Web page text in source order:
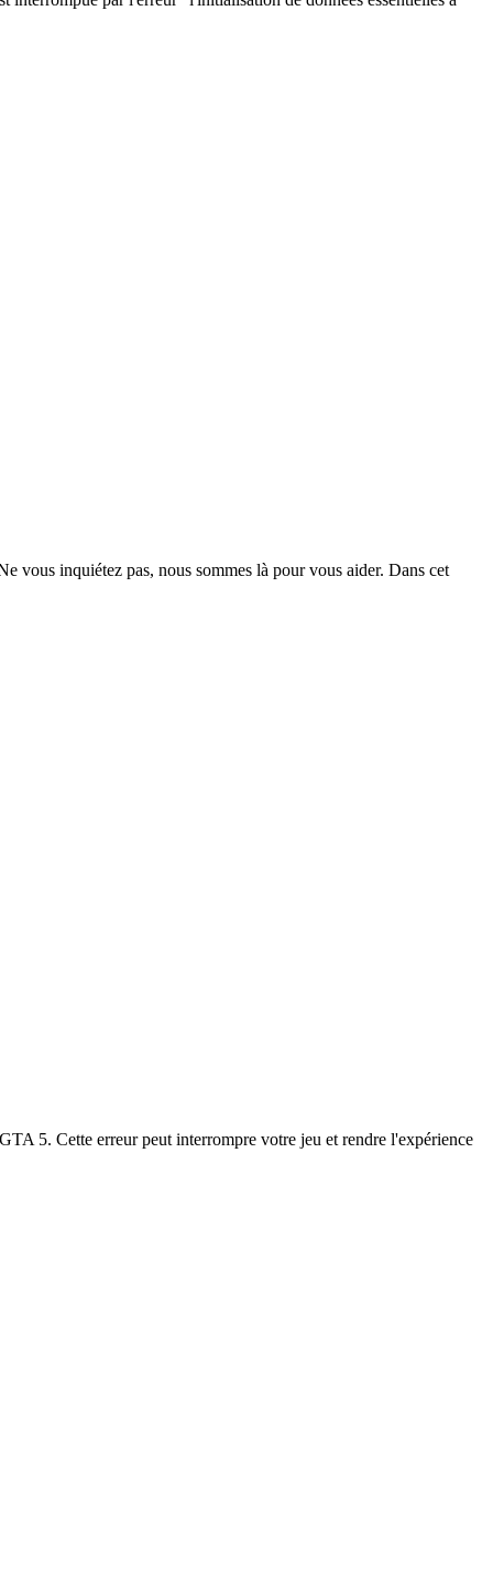
vous inquiétez pas, nous sommes là pour vous aider. Dans cet
5. Cette erreur peut interrompre votre jeu et rendre l'expérience